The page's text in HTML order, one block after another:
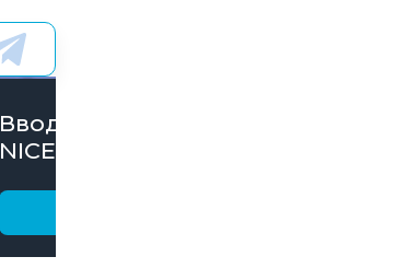
Вводи Промокод
NICE15000 и забирай